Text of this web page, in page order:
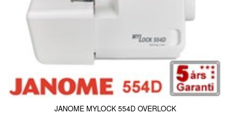
JANOME MYLOCK 554D OVERLOCK